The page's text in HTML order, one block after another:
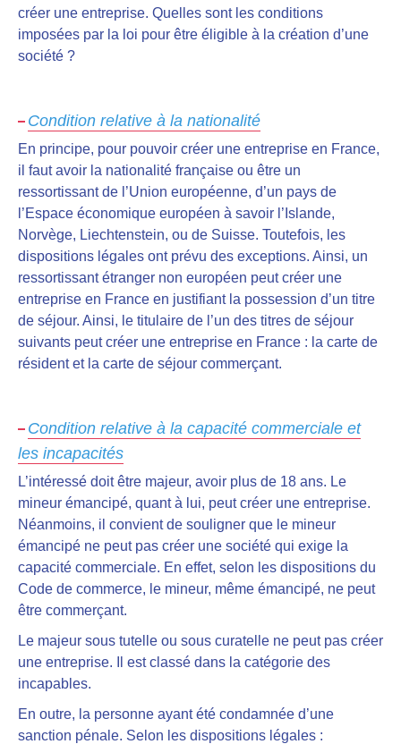
créer une entreprise. Quelles sont les conditions
imposées par la loi pour être éligible à la création d’une
société ?
Condition relative à la nationalité
En principe, pour pouvoir créer une entreprise en France,
il faut avoir la nationalité française ou être un
ressortissant de l’Union européenne, d’un pays de
l’Espace économique européen à savoir l’Islande,
Norvège, Liechtenstein, ou de Suisse. Toutefois, les
dispositions légales ont prévu des exceptions. Ainsi, un
ressortissant étranger non européen peut créer une
entreprise en France en justifiant la possession d’un titre
de séjour. Ainsi, le titulaire de l’un des titres de séjour
suivants peut créer une entreprise en France : la carte de
résident et la carte de séjour commerçant.
Condition relative à la capacité commerciale et
les incapacités
L’intéressé doit être majeur, avoir plus de 18 ans. Le
mineur émancipé, quant à lui, peut créer une entreprise.
Néanmoins, il convient de souligner que le mineur
émancipé ne peut pas créer une société qui exige la
capacité commerciale. En effet, selon les dispositions du
Code de commerce, le mineur, même émancipé, ne peut
être commerçant.
Le majeur sous tutelle ou sous curatelle ne peut pas créer
une entreprise. Il est classé dans la catégorie des
incapables.
En outre, la personne ayant été condamnée d’une
sanction pénale. Selon les dispositions légales :